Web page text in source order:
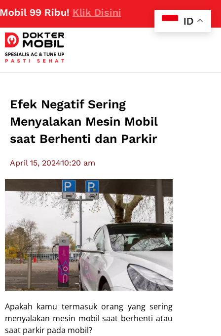
Ribu!Klik Disini
Efek Negatif Sering
Menyalakan Mesin Mobil
saat Berhenti dan Parkir
April 15, 202410:20 am
Apakah kamu termasuk orang yang sering
menyalakan mesin mobil saat berhenti atau
saat parkir pada mobil?
ID